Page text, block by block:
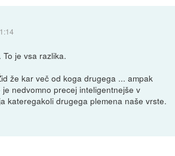
je vsa razlika.
že kar več od koga drugega ... ampak
nedvomno precej inteligentnejše v
kateregakoli drugega plemena naše vrste.